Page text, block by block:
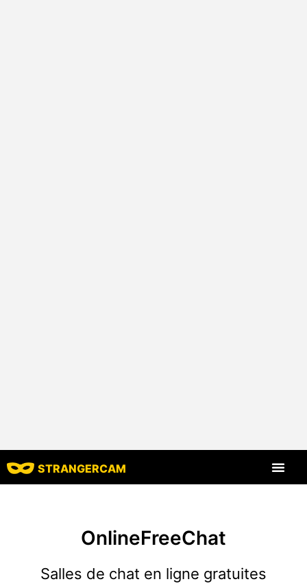
STRANGERCAM
OnlineFreeChat
Salles de chat en ligne gratuites